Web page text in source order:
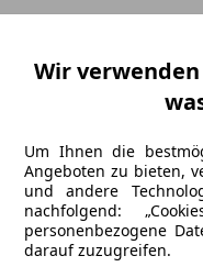
Wir
Um Ihnen die
Angeboten zu bieten,
und andere
nachfolgend:
personenbezogene
darauf zuzugreifen.